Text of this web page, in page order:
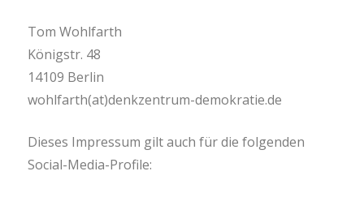
Tom Wohlfarth
Königstr. 48
14109 Berlin
wohlfarth(at)denkzentrum-demokratie.de
Dieses Impressum gilt auch für die folgenden
Social-Media-Profile: